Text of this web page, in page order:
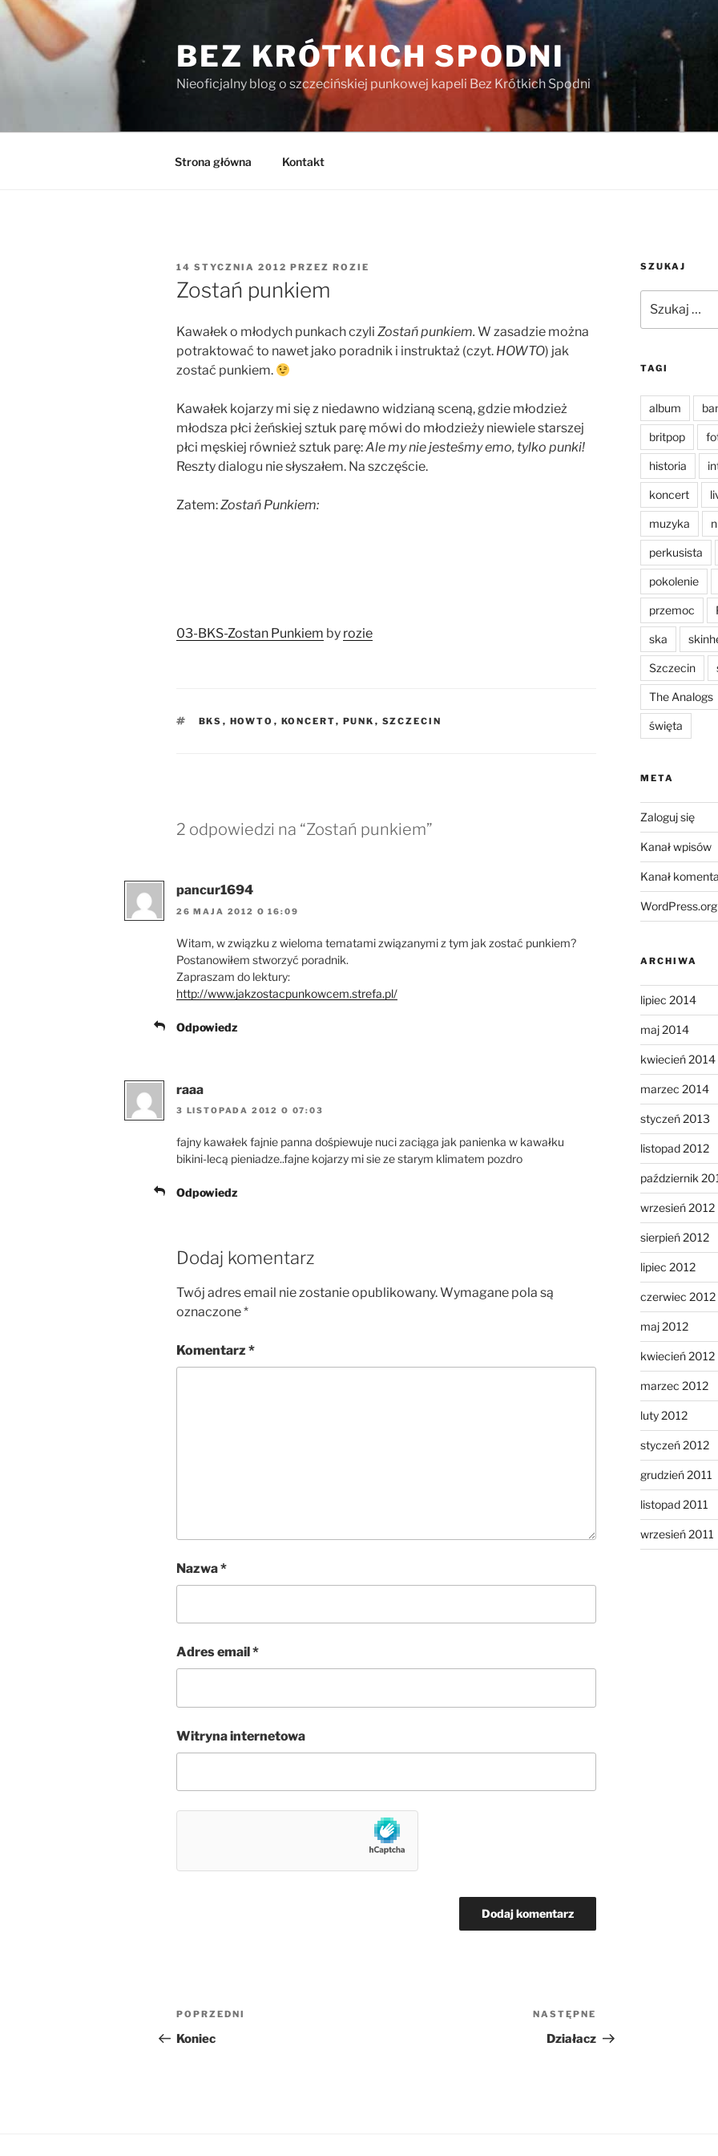
Przejdź
do
treści
BEZ KRÓTKICH SPODNI
Nieoficjalny blog o szczecińskiej punkowej kapeli Bez Krótkich Spodni
Strona główna Kontakt
OPUBLIKOWANE
W
14 STYCZNIA 2012 PRZEZ ROZIE
Zostań punkiem
Kawałek o młodych punkach czyli Zostań punkiem. W zasadzie można
potraktować to nawet jako poradnik i instruktaż (czyt. HOWTO) jak
zostać punkiem.
Kawałek kojarzy mi się z niedawno widzianą sceną, gdzie młodzież
młodsza płci żeńskiej sztuk parę mówi do młodzieży niewiele starszej
płci męskiej również sztuk parę:Ale my nie jesteśmy emo, tylko punki!
Reszty dialogu nie słyszałem. Na szczęście.
Zatem:Zostań Punkiem:
03-BKS-Zostan Punkiem by rozie
TAGI
BKS , HOWTO , KONCERT, PUNK , SZCZECIN
2 odpowiedzi na “Zostań punkiem”
pancur1694
26 MAJA 2012 O 16:09
Witam, w związku z wieloma tematami związanymi z tym jak zostać punkiem?
Postanowiłem stworzyć poradnik.
Zapraszam do lektury:
http://www.jakzostacpunkowcem.strefa.pl/
Odpowiedz
raaa
3 LISTOPADA 2012 O 07:03
fajny kawałek fajnie panna dośpiewuje nuci zaciąga jak panienka w kawałku
bikini-lecą pieniadze..fajne kojarzy mi sie ze starym klimatem pozdro
Odpowiedz
Dodaj komentarz
Twój adres email nie zostanie opublikowany.Wymagane pola są
oznaczone*
Komentarz *
Nazwa*
Adres email *
Witryna internetowa
Nawigacja
wpisu
Poprzedni
wpis
POPRZEDNI
Koniec
wpis
NASTĘPNE
Działacz
SZUKAJ
TAGI
album
britpop
historia
koncert
muzyka
perkusista
pokolenie
przemoc
ska
Szczecin
The Analogs
święta
META
Zaloguj się
Kanał wpisów
Kanał
WordPress.org
ARCHIWA
lipiec 2014
maj 2014
kwiecień 2014
marzec 2014
styczeń 2013
listopad 2012
październik
wrzesień 2012
sierpień 2012
lipiec 2012
czerwiec 2012
maj 2012
kwiecień 2012
marzec 2012
luty 2012
styczeń 2012
grudzień 2011
listopad 2011
wrzesień 2011